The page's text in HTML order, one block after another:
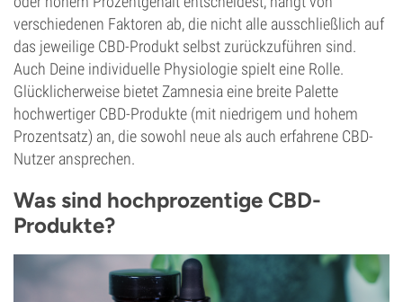
verschiedenen Faktoren ab, die nicht alle ausschließlich auf
das jeweilige CBD-Produkt selbst zurückzuführen sind.
Auch Deine individuelle Physiologie spielt eine Rolle.
Glücklicherweise bietet Zamnesia eine breite Palette
hochwertiger CBD-Produkte (mit niedrigem und hohem
Prozentsatz) an, die sowohl neue als auch erfahrene CBD-
Nutzer ansprechen.
Was sind hochprozentige CBD-
Produkte?